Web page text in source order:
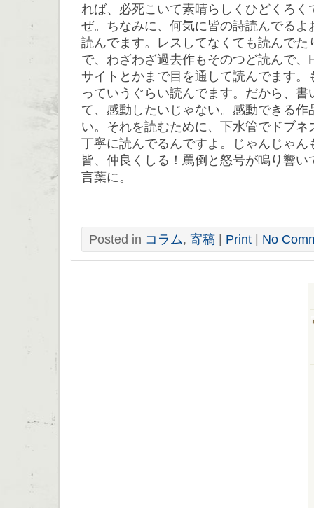
れば、必死こいて素晴らしくひどくろく
ぜ。ちなみに、何気に皆の詩読んでるよ
読んでます。レスしてなくても読んでた
で、わざわざ過去作もそのつど読んで
サイトとかまで目を通して読んでます。
っていうぐらい読んでます。だから、書
て、感動したいじゃない。感動できる作
い。それを読むために、下水管でドブネ
丁寧に読んでるんですよ。じゃんじゃん
皆、仲良くしる！罵倒と怒号が鳴り響
言葉に。
Posted in コラム, 寄稿 Print No